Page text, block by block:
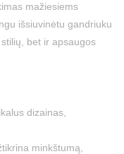
mažiesiems
išsiuvinėtu gandriuku
bet ir apsaugos
dizainas,
minkštumą,